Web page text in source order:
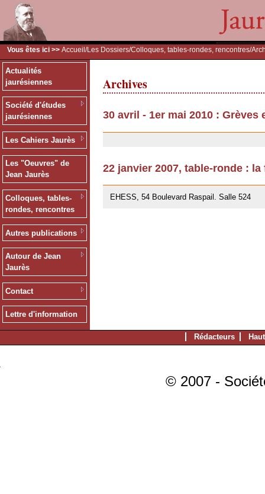
Vous êtes ici >> Accueil /Les Dossiers/Colloques, tables-rondes, rencontres/
Actualités
jaurésiennes
Société d'études
jaurésiennes
Les Cahiers Jaurès
Les "Oeuvres" de
Jean Jaurès
Colloques, tables-
rondes, rencontres
Autres publications
Autour de Jean
Jaurès
Contact
Lettre d'information
Archives
30 avril - 1er mai 2010 :
22 janvier 2007, table-ronde :
EHESS, 54 Boulevard Raspail. Salle 524
Rédacteurs
© 2007 -